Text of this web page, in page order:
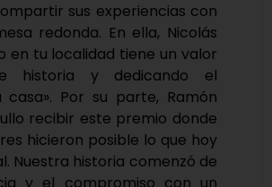
sus experiencias con
redonda. En ella, Nicolás
en tu localidad tiene un valor
historia y dedicando el
Por su parte, Ramón
recibir este premio donde
hicieron posible lo que hoy
Nuestra historia comenzó de